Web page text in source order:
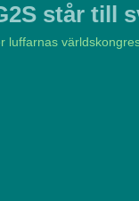
står till
luffarnas